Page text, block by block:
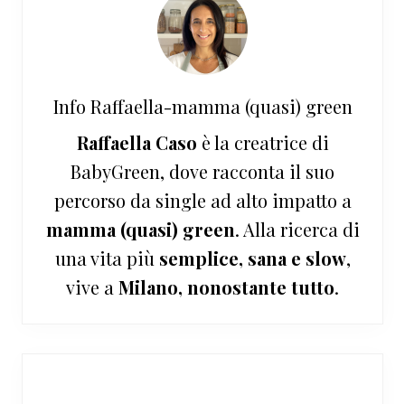
Info Raffaella-mamma (quasi) green
Raffaella Caso è la creatrice di
BabyGreen, dove racconta il suo
percorso da single ad alto impatto a
mamma (quasi) green. Alla ricerca di
una vita più semplice, sana e slow,
vive a Milano, nonostante tutto.